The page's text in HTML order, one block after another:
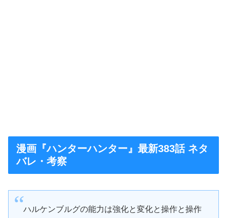
漫画『ハンターハンター』最新383話 ネタ
バレ・考察
ハルケンブルグの能力は強化と変化と操作と操作